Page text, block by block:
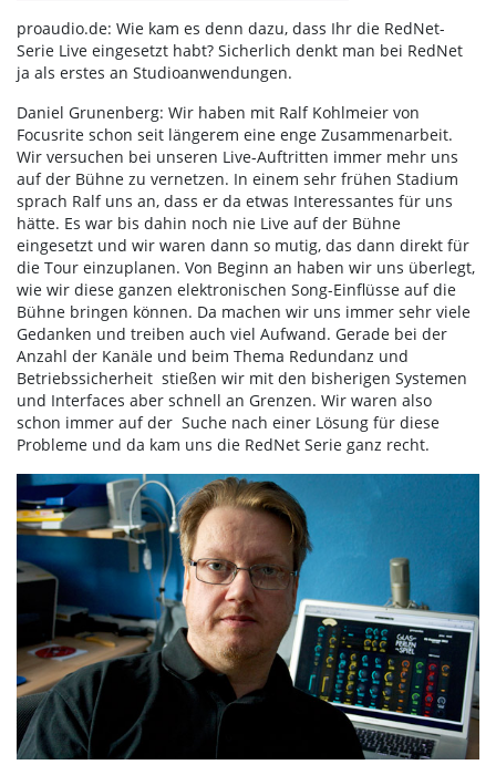
proaudio.de: Wie kam es denn dazu, dass Ihr die RedNet-
Serie Live eingesetzt habt? Sicherlich denkt man bei RedNet
ja als erstes an Studioanwendungen.
Daniel Grunenberg: Wir haben mit Ralf Kohlmeier von
Focusrite schon seit längerem eine enge Zusammenarbeit.
Wir versuchen bei unseren Live-Auftritten immer mehr uns
auf der Bühne zu vernetzen. In einem sehr frühen Stadium
sprach Ralf uns an, dass er da etwas Interessantes für uns
hätte. Es war bis dahin noch nie Live auf der Bühne
eingesetzt und wir waren dann so mutig, das dann direkt für
die Tour einzuplanen. Von Beginn an haben wir uns überlegt,
wie wir diese ganzen elektronischen Song-Einflüsse auf die
Bühne bringen können. Da machen wir uns immer sehr viele
Gedanken und treiben auch viel Aufwand. Gerade bei der
Anzahl der Kanäle und beim Thema Redundanz und
Betriebssicherheit stießen wir mit den bisherigen Systemen
und Interfaces aber schnell an Grenzen. Wir waren also
schon immer auf der Suche nach einer Lösung für diese
Probleme und da kam uns die RedNet Serie ganz recht.